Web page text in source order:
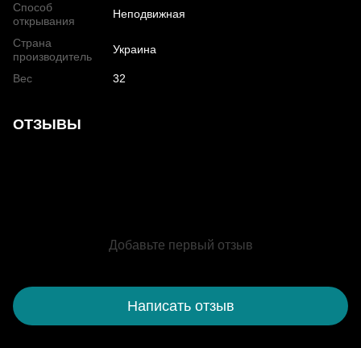
Способ
открывания
Неподвижная
Страна
производитель
Украина
Вес 32
ОТЗЫВЫ
Добавьте первый отзыв
Написать отзыв